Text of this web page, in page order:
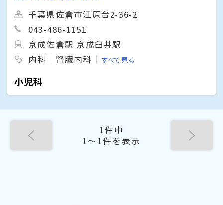
千葉県佐倉市江原台2-36-2
043-486-1151
京成佐倉駅 京成臼井駅
内科
腎臓内科 すべて見る
小児科
1件中
1〜1件を表示